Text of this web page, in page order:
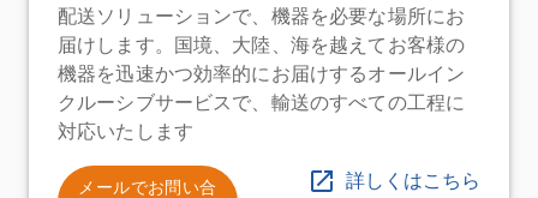
配送ソリューションで、機器を必要な場所にお
届けします。国境、大陸、海を越えてお客様の
機器を迅速かつ効率的にお届けするオールイン
クルーシブサービスで、輸送のすべての工程に
対応いたします
メールでお問い合
詳しくはこちら